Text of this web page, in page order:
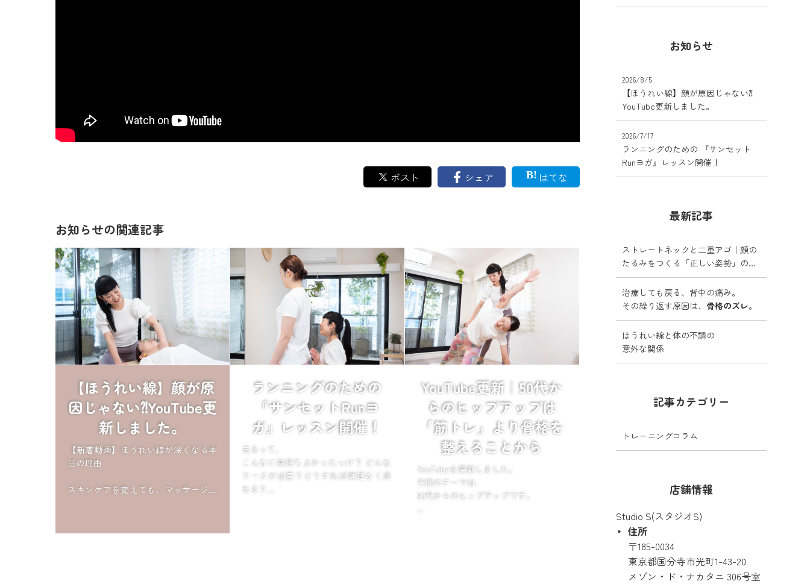
ポスト シェア はてな
お知らせの関連記事
【ほうれい線】顔が原
因じゃない⁈YouTube更
新しました。
【新着動画】ほうれい線が深くなる本
当の理由
スキンケアを変えても、マッサージを
ランニングのための
『サンセットRunヨ
ガ』レッスン開催！
走るって、
こんなに気持ちよかったっけ？ どんな
ワークが必要？どうすれば無理なく走
れる？
YouTube更新｜50代か
らのヒップアップは
「筋トレ」より骨格を
整えることから
YouTubeを更新しました。
今回のテーマは、
50代からのヒップアップです。
お知らせ
2026/8/5
【ほうれい線】顔が原因じゃない⁈
YouTube更新しました。
2026/7/17
ランニングのための 『サンセット
Runヨガ』レッスン開催！
最新記事
ストレートネックと二重アゴ｜顔の
たるみをつくる「正しい姿勢」の落
とし穴
治療しても戻る、背中の痛み。
その繰り返す原因は、 骨格のズレ。
ほうれい線と体の不調の
意外な関係
記事カテゴリー
トレーニングコラム
店舗情報
Studio S(スタジオS)
住所
〒185-0034
東京都国分寺市光町1-43-20
メゾン・ド・ナカタニ 306号室